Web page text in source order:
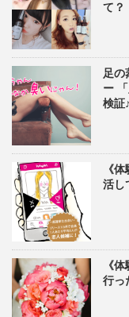
て？
足の
ー
検証♪
《
活し
《
行っ